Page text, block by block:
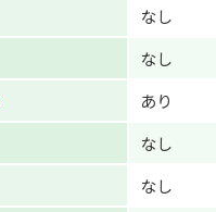
なし
なし
あり
なし
なし